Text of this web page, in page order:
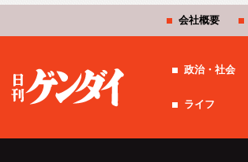
会社概要
政治・社会
ライフ